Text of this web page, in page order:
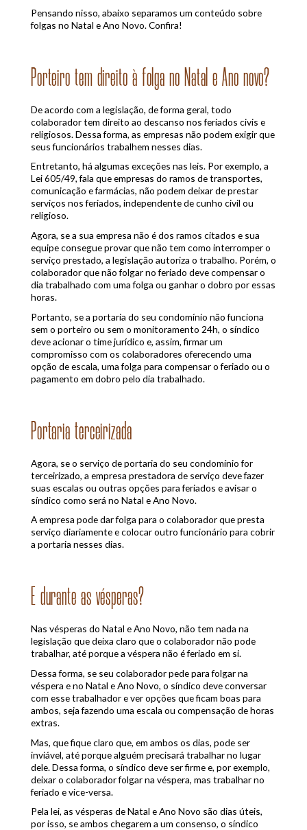
Pensando nisso, abaixo separamos um conteúdo sobre
folgas no Natal e Ano Novo. Confira!
Porteiro tem direito à folga no Natal e Ano novo?
De acordo com a legislação, de forma geral, todo
colaborador tem direito ao descanso nos feriados civis e
religiosos. Dessa forma, as empresas não podem exigir que
seus funcionários trabalhem nesses dias.
Entretanto, há algumas exceções nas leis. Por exemplo, a
Lei 605/49, fala que empresas do ramos de transportes,
comunicação e farmácias, não podem deixar de prestar
serviços nos feriados, independente de cunho civil ou
religioso.
Agora, se a sua empresa não é dos ramos citados e sua
equipe consegue provar que não tem como interromper o
serviço prestado, a legislação autoriza o trabalho. Porém, o
colaborador que não folgar no feriado deve compensar o
dia trabalhado com uma folga ou ganhar o dobro por essas
horas.
Portanto, se a portaria do seu condomínio não funciona
sem o porteiro ou sem o monitoramento 24h, o síndico
deve acionar o time jurídico e, assim, firmar um
compromisso com os colaboradores oferecendo uma
opção de escala, uma folga para compensar o feriado ou o
pagamento em dobro pelo dia trabalhado.
Portaria terceirizada
Agora, se o serviço de portaria do seu condomínio for
terceirizado, a empresa prestadora de serviço deve fazer
suas escalas ou outras opções para feriados e avisar o
síndico como será no Natal e Ano Novo.
A empresa pode dar folga para o colaborador que presta
serviço diariamente e colocar outro funcionário para cobrir
a portaria nesses dias.
E durante as vésperas?
Nas vésperas do Natal e Ano Novo, não tem nada na
legislação que deixa claro que o colaborador não pode
trabalhar, até porque a véspera não é feriado em si.
Dessa forma, se seu colaborador pede para folgar na
véspera e no Natal e Ano Novo, o síndico deve conversar
com esse trabalhador e ver opções que ficam boas para
ambos, seja fazendo uma escala ou compensação de horas
extras.
Mas, que fique claro que, em ambos os dias, pode ser
inviável, até porque alguém precisará trabalhar no lugar
dele. Dessa forma, o síndico deve ser firme e, por exemplo,
deixar o colaborador folgar na véspera, mas trabalhar no
feriado e vice-versa.
Pela lei, as vésperas de Natal e Ano Novo são dias úteis,
por isso, se ambos chegarem a um consenso, o síndico